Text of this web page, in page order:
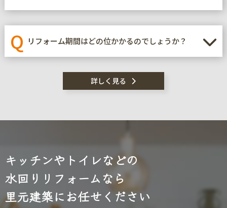
Q リフォーム期間はどの位かかるのでしょうか？
詳しく見る
キッチンやトイレなどの
水回りリフォームなら
里元建築にお任せください